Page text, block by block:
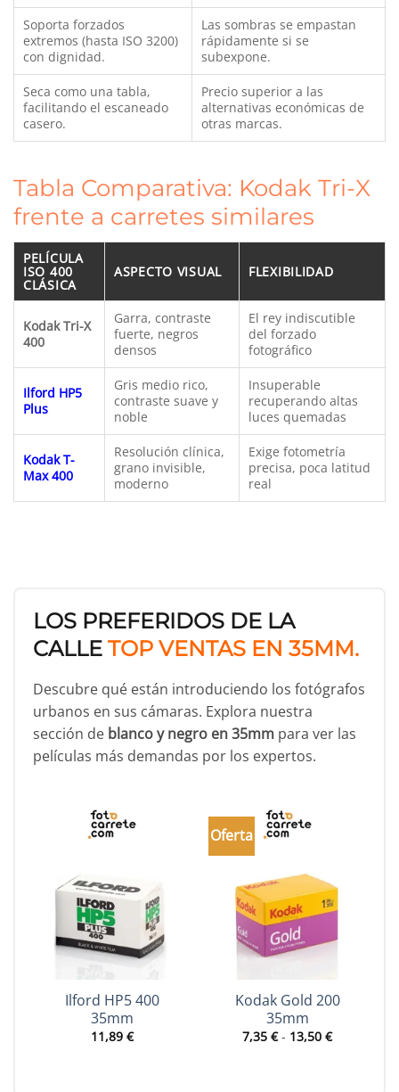
Soporta forzados
extremos (hasta ISO 3200)
con dignidad.
Las sombras se empastan
rápidamente si se
subexpone.
Seca como una tabla,
facilitando el escaneado
casero.
Precio superior a las
alternativas económicas de
otras marcas.
Tabla Comparativa: Kodak Tri-X
frente a carretes similares
PELÍCULA
ISO 400
CLÁSICA
ASPECTO VISUAL FLEXIBILIDAD
Kodak Tri-X
400
Garra, contraste
fuerte, negros
densos
El rey indiscutible
del forzado
fotográfico
Ilford HP5
Plus
Gris medio rico,
contraste suave y
noble
Insuperable
recuperando altas
luces quemadas
Kodak T-
Max 400
Resolución clínica,
grano invisible,
moderno
Exige fotometría
precisa, poca latitud
real
LOS PREFERIDOS DE LA
CALLE TOP VENTAS EN 35MM.
Descubre qué están introduciendo los fotógrafos
urbanos en sus cámaras. Explora nuestra
sección de blanco y negro en 35mm para ver las
películas más demandas por los expertos.
Ilford HP5 400
35mm
11,89 €
Oferta
Kodak Gold 200
35mm
7,35 € - 13,50 €Rango